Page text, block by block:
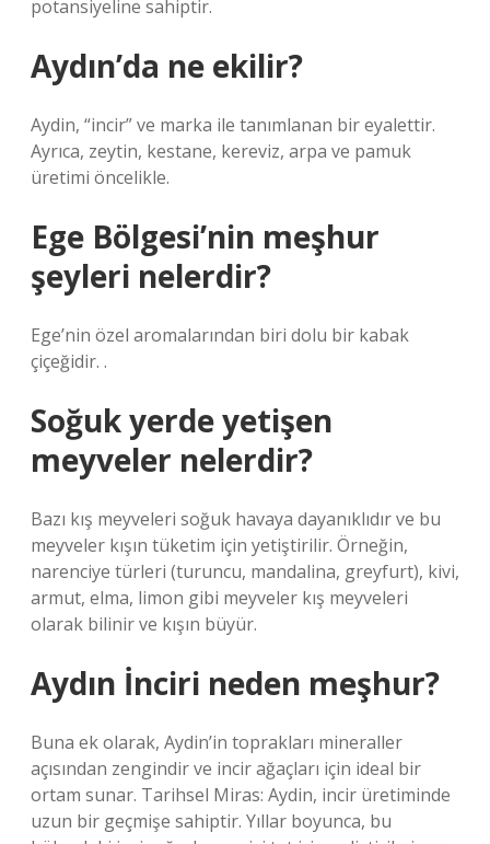
potansiyeline sahiptir.
Aydın’da ne ekilir?
Aydin, “incir” ve marka ile tanımlanan bir eyalettir.
Ayrıca, zeytin, kestane, kereviz, arpa ve pamuk
üretimi öncelikle.
Ege Bölgesi’nin meşhur
şeyleri nelerdir?
Ege’nin özel aromalarından biri dolu bir kabak
çiçeğidir. .
Soğuk yerde yetişen
meyveler nelerdir?
Bazı kış meyveleri soğuk havaya dayanıklıdır ve bu
meyveler kışın tüketim için yetiştirilir. Örneğin,
narenciye türleri (turuncu, mandalina, greyfurt), kivi,
armut, elma, limon gibi meyveler kış meyveleri
olarak bilinir ve kışın büyür.
Aydın İnciri neden meşhur?
Buna ek olarak, Aydin’in toprakları mineraller
açısından zengindir ve incir ağaçları için ideal bir
ortam sunar. Tarihsel Miras: Aydin, incir üretiminde
uzun bir geçmişe sahiptir. Yıllar boyunca, bu